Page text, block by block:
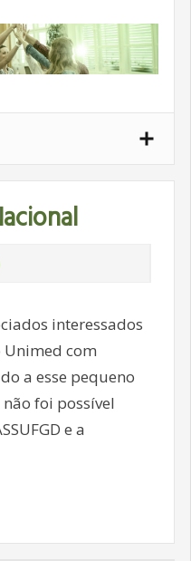
interessados
com
a esse pequeno
foi possível
e a